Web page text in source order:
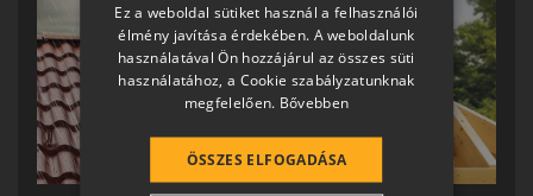
SLOVAK
GERMAN
ROMANIAN
CROATIAN
Ez a weboldal sütiket használ a felhasználói
élmény javítása érdekében. A weboldalunk
használatával Ön hozzájárul az összes süti
használatához, a Cookie szabályzatunknak
megfelelően. Bővebben
ÖSSZES ELFOGADÁSA